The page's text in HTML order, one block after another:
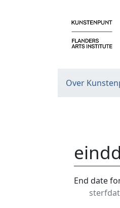
Over
Ga naar:
End date